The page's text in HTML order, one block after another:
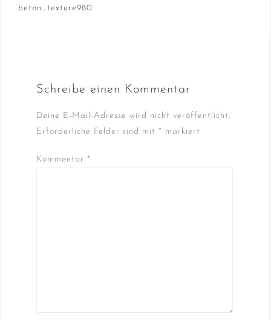
Beitragsnavigation
beton_texture980
Schreibe einen Kommentar
Deine E-Mail-Adresse wird nicht veröffentlicht.
Erforderliche Felder sind mit * markiert
Kommentar *